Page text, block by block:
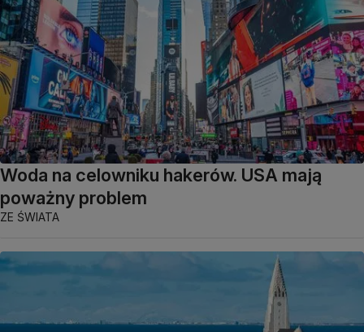
Woda na celowniku hakerów. USA mają
poważny problem
ZE ŚWIATA